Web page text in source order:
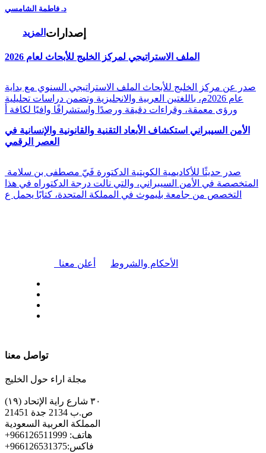
د. فاطمة الشامسي
المزيد إصدارات
الملف الاستراتيجي لمركز الخليج للأبحاث لعام 2026
صدر عن مركز الخليج للأبحاث الملف الاستراتيجي السنوي مع بداية
عام 2026م، باللغتين العربية والانجليزية وتضمن دراسات تحليلية
ورؤى معمقة، وقراءات دقيقة ورصدًا واستشرافًا وافيًا لكافة أ
الأمن السيبراني استكشاف الأبعاد التقنية والقانونية والإنسانية في
العصر الرقمي
المتخصصة في الأمن السيبراني، والتي نالت درجة الدكتوراه في هذا
التخصص من جامعة بليموث في المملكة المتحدة، كتابًا يحمل ع
أعلن معنا الأحكام والشروط
تواصل معنا
مجلة اراء حول الخليج
٣٠ شارع راية الإتحاد (١٩)
ص.ب 2134 جدة 21451
المملكة العربية السعودية
+هاتف: 966126511999
+فاكس:966126531375